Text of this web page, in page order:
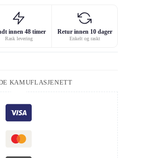
innen 48 timer
Rask levering
Retur innen 10 dager
Enkelt og raskt
KAMUFLASJENETT